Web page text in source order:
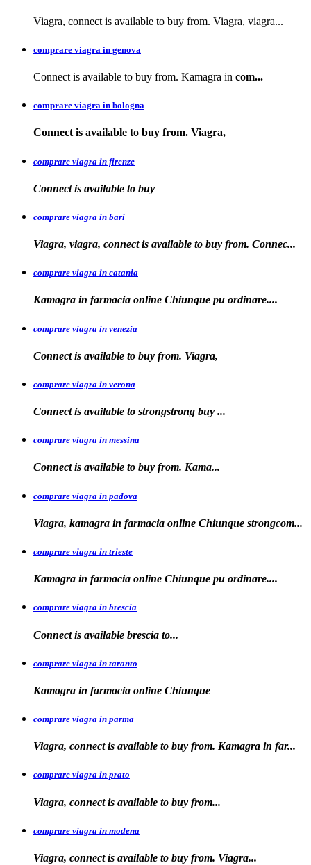
Viagra, connect is available to buy from. Viagra, viagra...
comprare viagra in genova
Connect is available to buy from. Kamagra in com...
comprare viagra in bologna
Connect is available to buy from. Viagra,
comprare viagra in firenze
Connect is available to buy
comprare viagra in bari
Viagra, viagra, connect is available to buy from. Connec...
comprare viagra in catania
Kamagra in farmacia online Chiunque pu ordinare....
comprare viagra in venezia
Connect is available to buy from. Viagra,
comprare viagra in verona
Connect is available to strongstrong buy ...
comprare viagra in messina
Connect is available to buy from. Kama...
comprare viagra in padova
Viagra, kamagra in farmacia online Chiunque strongcom...
comprare viagra in trieste
Kamagra in farmacia online Chiunque pu ordinare....
comprare viagra in brescia
Connect is available brescia to...
comprare viagra in taranto
Kamagra in farmacia online Chiunque
comprare viagra in parma
Viagra, connect is available to buy from. Kamagra in far...
comprare viagra in prato
Viagra, connect is available to buy from...
comprare viagra in modena
Viagra, connect is available to buy from. Viagra...